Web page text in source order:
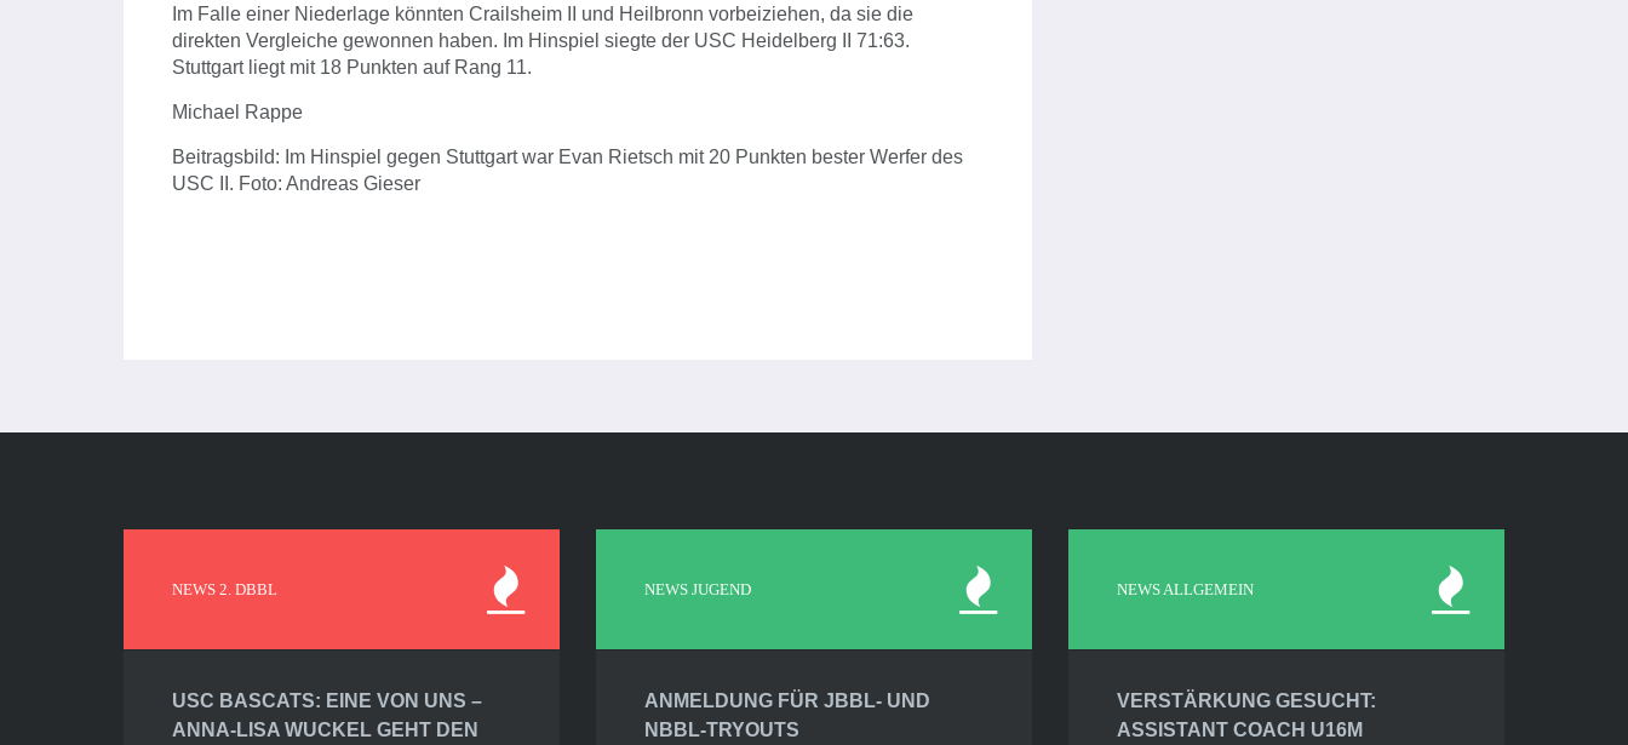
Im Falle einer Niederlage könnten Crailsheim II und Heilbronn vorbeiziehen, da sie die
direkten Vergleiche gewonnen haben. Im Hinspiel siegte der USC Heidelberg II 71:63.
Stuttgart liegt mit 18 Punkten auf Rang 11.
Michael Rappe
Beitragsbild: Im Hinspiel gegen Stuttgart war Evan Rietsch mit 20 Punkten bester Werfer des
USC II. Foto: Andreas Gieser
NEWS 2. DBBL
USC BASCATS: EINE VON UNS –
ANNA-LISA WUCKEL GEHT DEN
NEWS JUGEND
ANMELDUNG FÜR JBBL- UND
NBBL-TRYOUTS
NEWS ALLGEMEIN
VERSTÄRKUNG GESUCHT:
ASSISTANT COACH U16M